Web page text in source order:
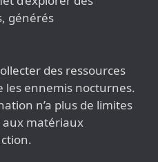
générés
des ressources
les ennemis nocturnes.
n’a plus de limites
aux matériaux